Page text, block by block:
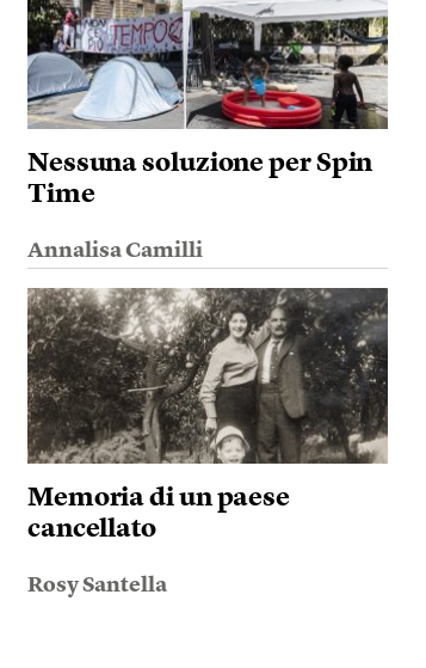
Nessuna soluzione per Spin
Time
Annalisa Camilli
Memoria di un paese
cancellato
Rosy Santella